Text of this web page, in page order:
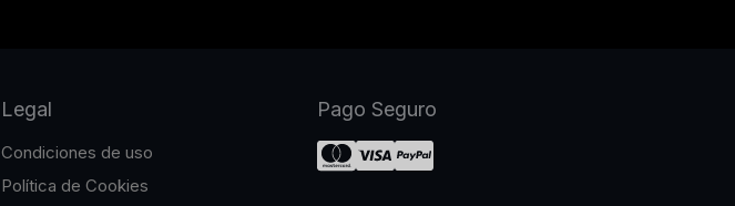
Legal
Condiciones de uso
Política de Cookies
Pago Seguro